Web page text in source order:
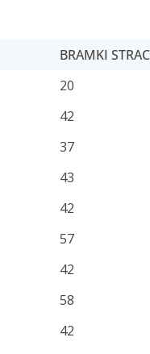
BRAMKI
20
42
37
43
42
57
42
58
42